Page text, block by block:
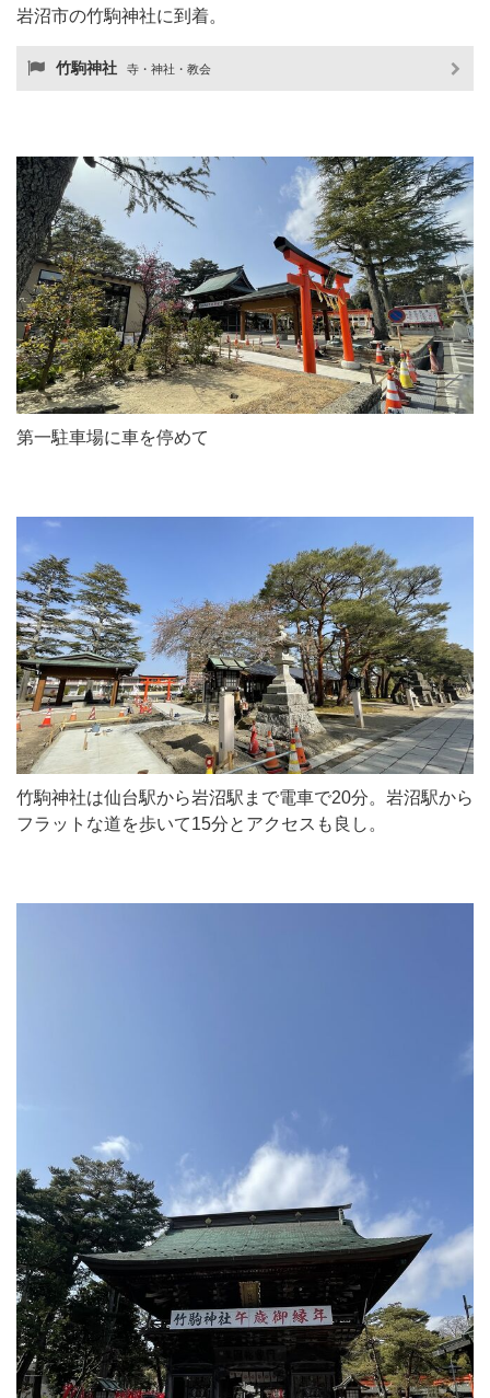
岩沼市の竹駒神社に到着。
竹駒神社 寺・神社・教会
第一駐車場に車を停めて
竹駒神社は仙台駅から岩沼駅まで電車で20分。岩沼駅から
フラットな道を歩いて15分とアクセスも良し。